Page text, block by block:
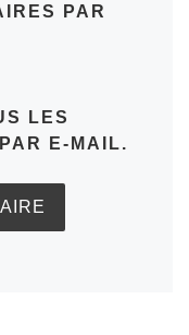
PAR
LES
E-MAIL.